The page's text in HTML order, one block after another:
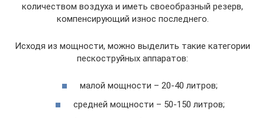
количеством воздуха и иметь своеобразный резерв,
компенсирующий износ последнего.
Исходя из мощности, можно выделить такие категории
пескоструйных аппаратов:
малой мощности – 20-40 литров;
средней мощности – 50-150 литров;